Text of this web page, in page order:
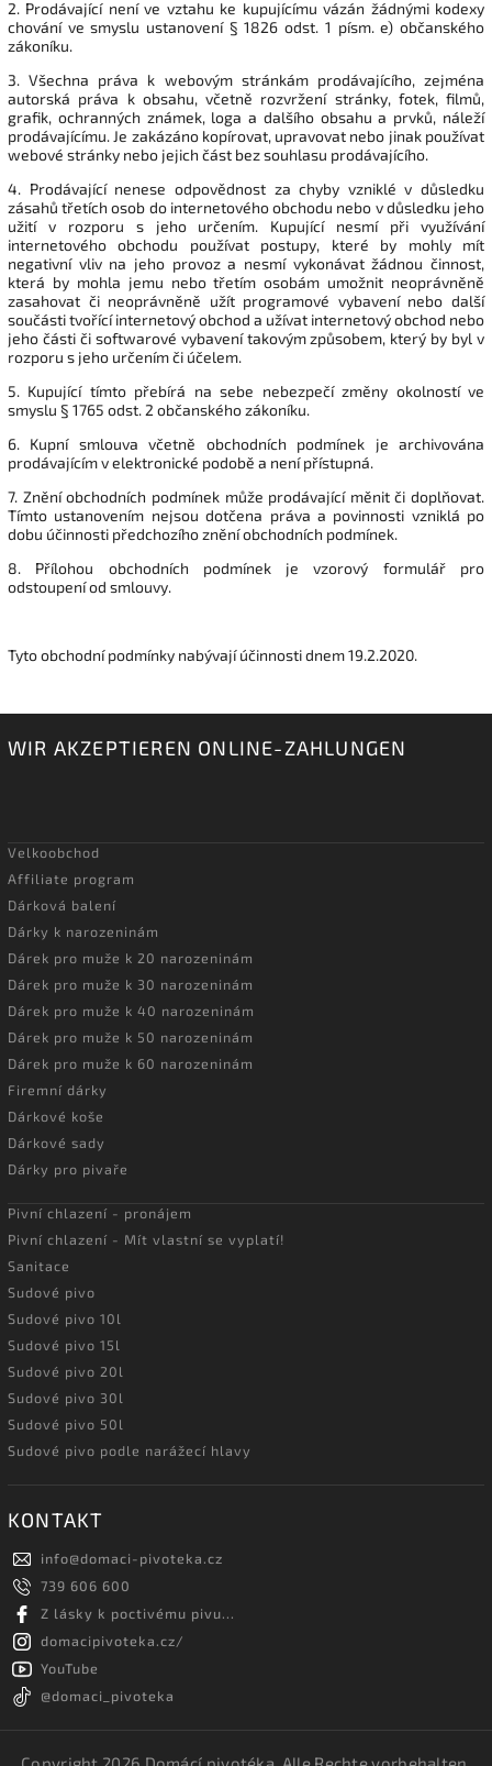
2. Prodávající není ve vztahu ke kupujícímu vázán žádnými kodexy
chování ve smyslu ustanovení § 1826 odst. 1 písm. e) občanského
zákoníku.
3. Všechna práva k webovým stránkám prodávajícího, zejména
autorská práva k obsahu, včetně rozvržení stránky, fotek, filmů,
grafik, ochranných známek, loga a dalšího obsahu a prvků, náleží
prodávajícímu. Je zakázáno kopírovat, upravovat nebo jinak používat
webové stránky nebo jejich část bez souhlasu prodávajícího.
4. Prodávající nenese odpovědnost za chyby vzniklé v důsledku
zásahů třetích osob do internetového obchodu nebo v důsledku jeho
užití v rozporu s jeho určením. Kupující nesmí při využívání
internetového obchodu používat postupy, které by mohly mít
negativní vliv na jeho provoz a nesmí vykonávat žádnou činnost,
která by mohla jemu nebo třetím osobám umožnit neoprávněně
zasahovat či neoprávněně užít programové vybavení nebo další
součásti tvořící internetový obchod a užívat internetový obchod nebo
jeho části či softwarové vybavení takovým způsobem, který by byl v
rozporu s jeho určením či účelem.
5. Kupující tímto přebírá na sebe nebezpečí změny okolností ve
smyslu § 1765 odst. 2 občanského zákoníku.
6. Kupní smlouva včetně obchodních podmínek je archivována
prodávajícím v elektronické podobě a není přístupná.
7. Znění obchodních podmínek může prodávající měnit či doplňovat.
Tímto ustanovením nejsou dotčena práva a povinnosti vzniklá po
dobu účinnosti předchozího znění obchodních podmínek.
8. Přílohou obchodních podmínek je vzorový formulář pro
odstoupení od smlouvy.
Tyto obchodní podmínky nabývají účinnosti dnem 19.2.2020.
WIR AKZEPTIEREN ONLINE-ZAHLUNGEN
Velkoobchod
Affiliate program
Dárková balení
Dárky k narozeninám
Dárek pro muže k 20 narozeninám
Dárek pro muže k 30 narozeninám
Dárek pro muže k 40 narozeninám
Dárek pro muže k 50 narozeninám
Dárek pro muže k 60 narozeninám
Firemní dárky
Dárkové koše
Dárkové sady
Dárky pro pivaře
Pivní chlazení - pronájem
Pivní chlazení - Mít vlastní se vyplatí!
Sanitace
Sudové pivo
Sudové pivo 10l
Sudové pivo 15l
Sudové pivo 20l
Sudové pivo 30l
Sudové pivo 50l
Sudové pivo podle narážecí hlavy
KONTAKT
info@domaci-pivoteka.cz
739 606 600
Z lásky k poctivému pivu...
domacipivoteka.cz/
YouTube
@domaci_pivoteka